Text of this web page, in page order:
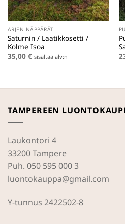
ARJEN NÄPPÄRÄT
Saturnin / Laatikkosetti /
Kolme Isoa
35,00 € sisältää alv:n
TAMPEREEN
Laukontori 4
33200 Tampere
Puh. 050 595 000 3
luontokauppa@gmail.com
Y-tunnus 2422502-8